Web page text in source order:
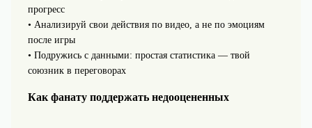
прогресс
• Анализируй свои действия по видео, а не по эмоциям
после игры
• Подружись с данными: простая статистика — твой
союзник в переговорах
Как фанату поддержать недооцененных